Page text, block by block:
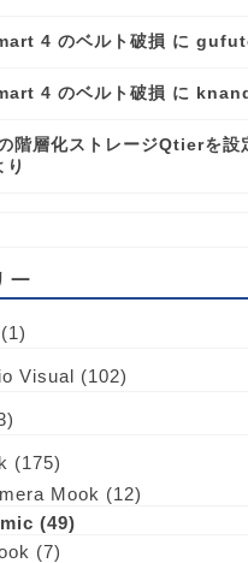
4 のベルト破損 に
4 のベルト破損 に
階層化ストレージQtierを設
り
ー
(1)
Visual (102)
(175)
Mook (12)
(49)
(7)